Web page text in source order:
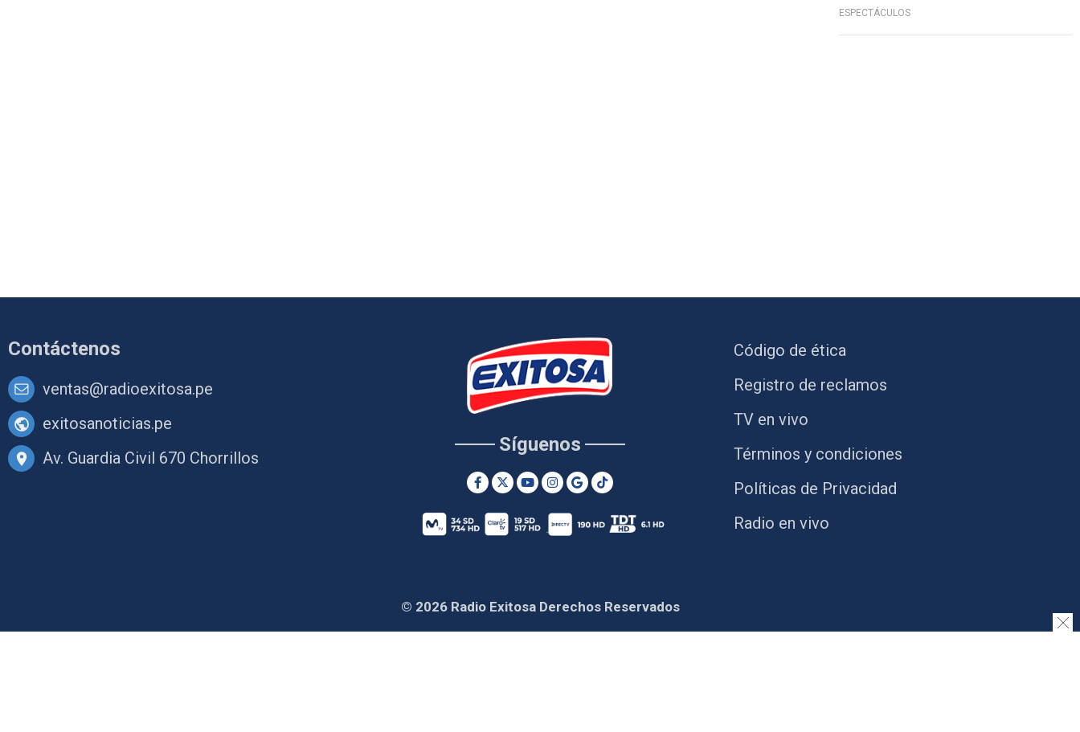
ESPECTÁCULOS
Contáctenos
ventas@radioexitosa.pe
exitosanoticias.pe
Av. Guardia Civil 670 Chorrillos
Síguenos
Código de ética
Registro de reclamos
TV en vivo
Términos y condiciones
Políticas de Privacidad
Radio en vivo
© 2026 Radio Exitosa Derechos Reservados